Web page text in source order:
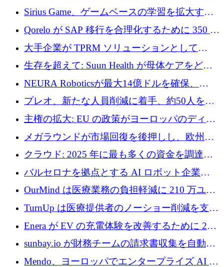
速するために150万ユーロを調達
Sirius Game、ゲームベースの学習を拡大する
ために 130 万ユーロの資金調達を完了
Qorelo が SAP 移行を合理化するために 350 万
ドルを調達
大手企業が TPRM ソリューションとして
Vanta を選択する理由
生存を超えて: Suun Health が母体ケアをどの
ように再考しているか
NEURA Roboticsが最大14億ドルを確保、
Bending Spoonsが米国IPOを申請、英国首相が
4億ポンドのチップ計画を発表
プレオ、新たな人員削減に着手、約50人を解
雇
主権の拡大: EU の政策がヨーロッパのディー
プテック戦略をどのように再構築しているか
メガラウンドが市場回復を後押しし、欧州の
ハイテク資金調達は5月に105億ユーロに回復
クラウド: 2025 年に最も多くの資金を調達し
た 10 社
バルセロナを拠点とする AI ロボット企業
Theker が 8,500 万ドルを調達
OurMind は医療業務の負担軽減に 210 万ユー
ロを寄付
TurnUp は医療提供者のノーショー削減を支援
するために 200 万ユーロを調達
Enera が EV の充電体験を改善するために 200
万ドルを調達
sunbay.io が財務チームの請求書収集を自動化
するために 55 万ユーロを調達
Mendo、ヨーロッパでエンタープライズ AI 導